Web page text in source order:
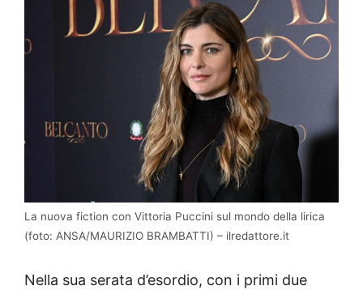
La nuova fiction con Vittoria Puccini sul mondo della lirica
(foto: ANSA/MAURIZIO BRAMBATTI) – ilredattore.it
Nella sua serata d’esordio, con i primi due